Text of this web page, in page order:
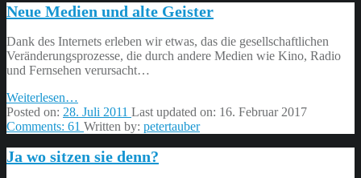
genannte
Neue Medien und alte Geister
Dank des Internets erleben wir etwas, das die gesellschaftlichen
Veränderungsprozesse, die durch andere Medien wie Kino, Radio
und Fernsehen verursacht…
Weiterlesen
Medien
und
Geister”
…
Posted on: 28. Juli 2011 Last updated on: 16. Februar 2017
Comments: 61 Written by: petertauber
Ja wo sitzen sie denn?